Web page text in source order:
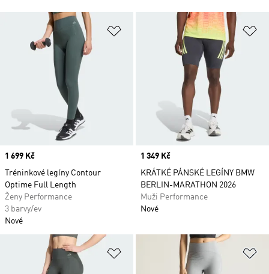
Přidat do seznamu přání
Price
1 699 Kč
Tréninkové legíny Contour
Optime Full Length
Ženy Performance
3 barvy/ev
Nové
Price
1 349 Kč
KRÁTKÉ PÁNSKÉ LEGÍNY BMW
BERLIN-MARATHON 2026
Muži Performance
Nové
Přidat do seznamu přání